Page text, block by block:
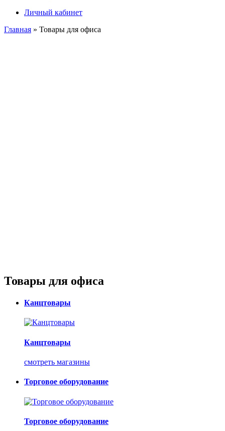
Личный кабинет
Главная » Товары для офиса
Товары для офиса
Канцтовары
Канцтовары
смотреть магазины
Торговое оборудование
Торговое оборудование